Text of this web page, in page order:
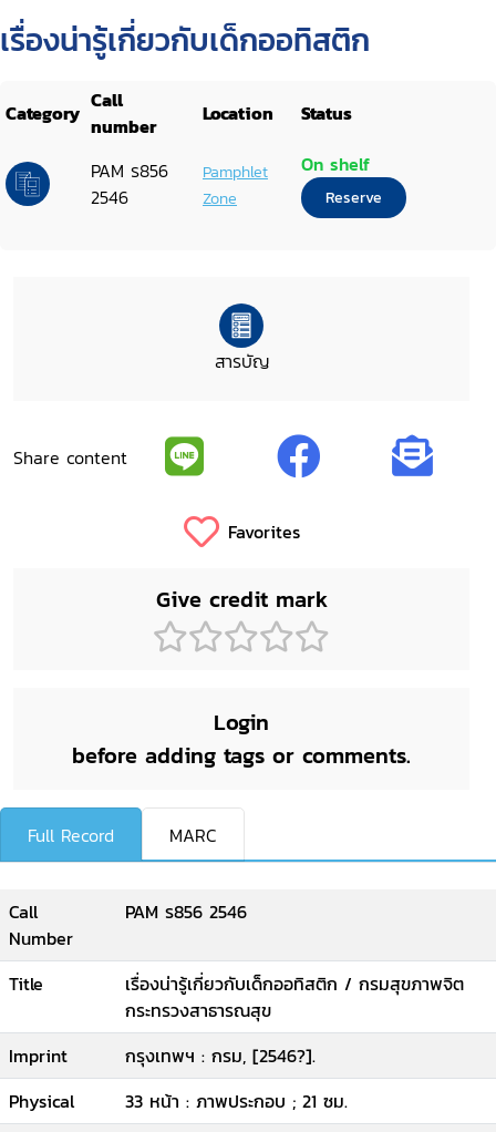
เรื่องน่ารู้เกี่ยวกับเด็กออทิสติก
Category Call
number
Location Status
PAM ร856
2546
Pamphlet
Zone
On shelf
Reserve
สารบัญ
Share content
Favorites
Give credit mark
Login
before adding tags or comments.
Full Record MARC
Call
Number
PAM ร856 2546
Title
เรื่องน่ารู้เกี่ยวกับเด็กออทิสติก / กรมสุขภาพจิต
กระทรวงสาธารณสุข
Imprint
กรุงเทพฯ : กรม, [2546?].
Physical
33 หน้า : ภาพประกอบ ; 21 ซม.